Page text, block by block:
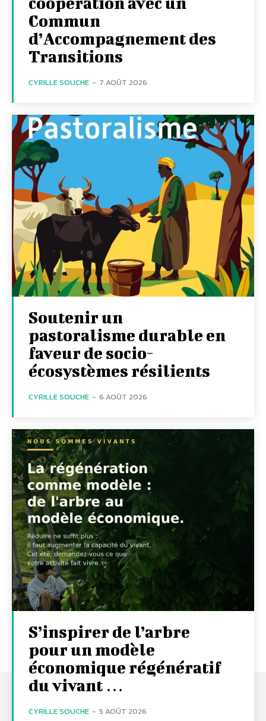
Commun
d’Accompagnement des
Transitions
CYRILLE SOUCHE - 7 AOÛT 2026
Soutenir un
pastoralisme durable en
faveur de socio-
écosystèmes résilients
CYRILLE SOUCHE - 6 AOÛT 2026
S’inspirer de l’arbre
pour un modèle
économique régénératif
du vivant …
CYRILLE SOUCHE - 5 AOÛT 2026